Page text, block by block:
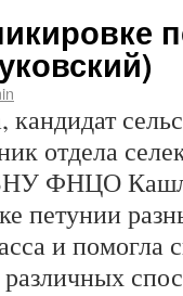
отдела
ФНЦО
петунии
и помогла